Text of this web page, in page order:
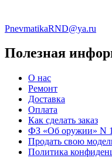
PnevmatikaRND@ya.ru
Полезная
О нас
Ремонт
Доставка
Оплата
Как сделать заказ
ФЗ «Об оружии» N
Продать свою
Политика